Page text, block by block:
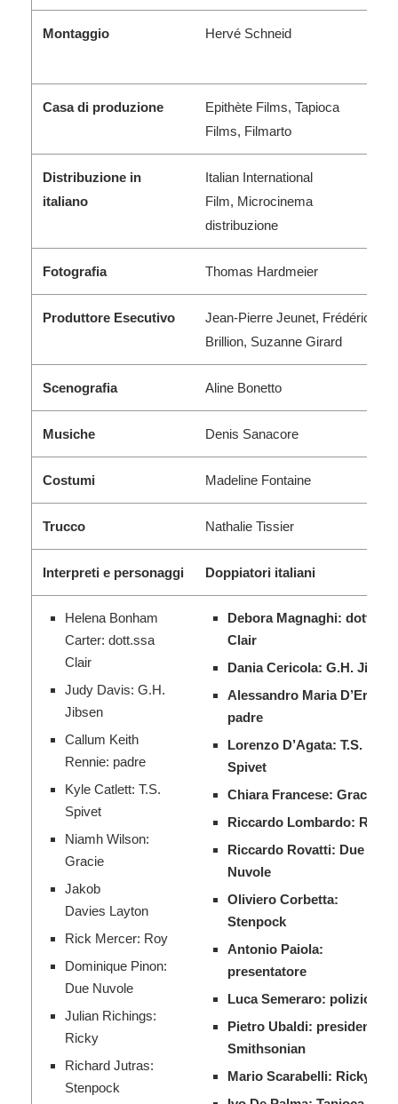
Montaggio Hervé Schneid
Casa di produzione
Epithète Films, Tapioca
Films, Filmarto
Distribuzione in
italiano
Italian International
Film, Microcinema
distribuzione
Fotografia Thomas Hardmeier
Produttore Esecutivo
Jean-Pierre Jeunet, Frédéric
Brillion, Suzanne Girard
Scenografia Aline Bonetto
Musiche Denis Sanacore
Costumi Madeline Fontaine
Trucco Nathalie Tissier
Interpreti e personaggi Doppiatori italiani
Helena Bonham
Carter: dott.ssa
Clair
Judy Davis: G.H.
Jibsen
Callum Keith
Rennie: padre
Kyle Catlett: T.S.
Spivet
Niamh Wilson:
Gracie
Jakob
Davies Layton
Rick Mercer: Roy
Dominique Pinon:
Due Nuvole
Julian Richings:
Ricky
Richard Jutras:
Stenpock
Debora Magnaghi: dott.ssa
Clair
Dania Cericola: G.H. Jibsen
Alessandro Maria D’Errico:
padre
Lorenzo D’Agata: T.S.
Spivet
Chiara Francese: Gracie
Riccardo Lombardo: Roy
Riccardo Rovatti: Due
Nuvole
Oliviero Corbetta:
Stenpock
Antonio Paiola:
presentatore
Luca Semeraro: poliziotto
Pietro Ubaldi: presidente
Smithsonian
Mario Scarabelli: Ricky